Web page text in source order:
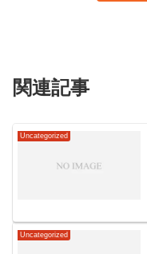
関連記事
Uncategorized
Uncategorized